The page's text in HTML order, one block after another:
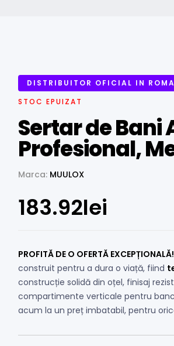
DISTRIBUITOR OFICIAL IN
STOC EPUIZAT
Sertar de Bani
Profesional,
Marca: MUULOX
183.92lei
PROFITĂ DE O OFERTĂ EXCEPȚIONALĂ!
construit pentru a dura o viață, fiind
construcție solidă din oțel, finisaj
compartimente verticale pentru
acum la un preț imbatabil, pentru